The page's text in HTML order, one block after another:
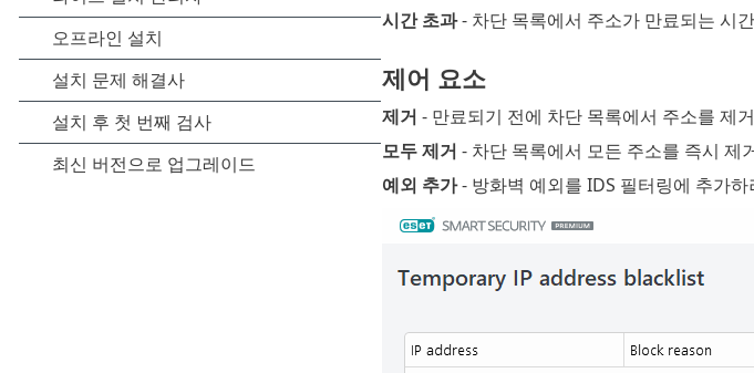
시간 초과- 차단 목록에서 주소가 만료되는 시
제어 요소
제거 - 만료되기 전에 차단 목록에서 주소를 제
모두 제거 - 차단 목록에서 모든 주소를 즉시 제
예외 추가- 방화벽 예외를 IDS 필터링에 추가하